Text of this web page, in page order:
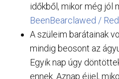
időkből, mikor még jól
BeenBearclawed /
A szüleim barátainak
mindig beosont az
Egyik nap úgy
ennek. Aznap éjjel,